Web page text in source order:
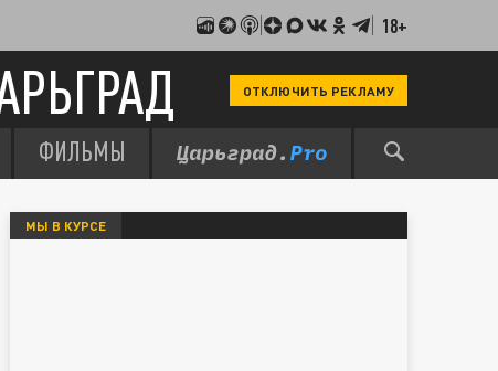
18+
ОТКЛЮЧИТЬ РЕКЛАМУ
ФИЛЬМЫ
МЫ В КУРСЕ